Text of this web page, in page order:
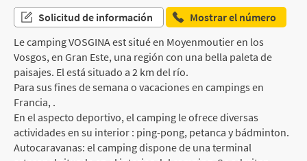
Solicitud de información
Mostrar el número
Le camping VOSGINA est situé en Moyenmoutier en los
Vosgos, en Gran Este, una región con una bella paleta de
paisajes. El está situado a 2 km del río.
Para sus fines de semana o vacaciones en campings en
Francia, .
En el aspecto deportivo, el camping le ofrece diversas
actividades en su interior : ping-pong, petanca y bádminton.
Autocaravanas: el camping dispone de una terminal